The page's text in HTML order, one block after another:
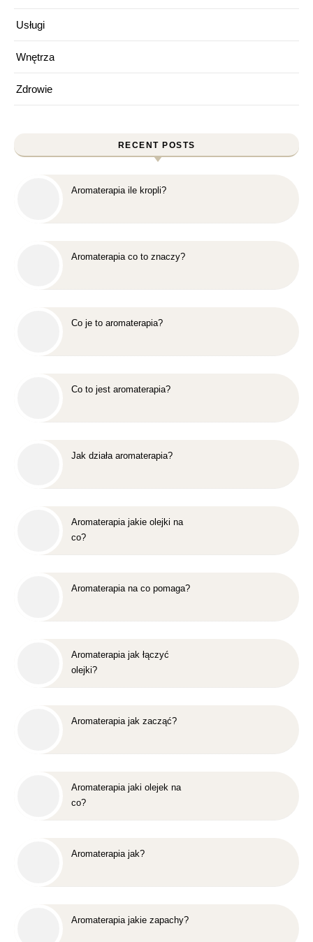
Usługi
Wnętrza
Zdrowie
RECENT POSTS
Aromaterapia ile kropli?
Aromaterapia co to znaczy?
Co je to aromaterapia?
Co to jest aromaterapia?
Jak działa aromaterapia?
Aromaterapia jakie olejki na
co?
Aromaterapia na co pomaga?
Aromaterapia jak łączyć
olejki?
Aromaterapia jak zacząć?
Aromaterapia jaki olejek na
co?
Aromaterapia jak?
Aromaterapia jakie zapachy?